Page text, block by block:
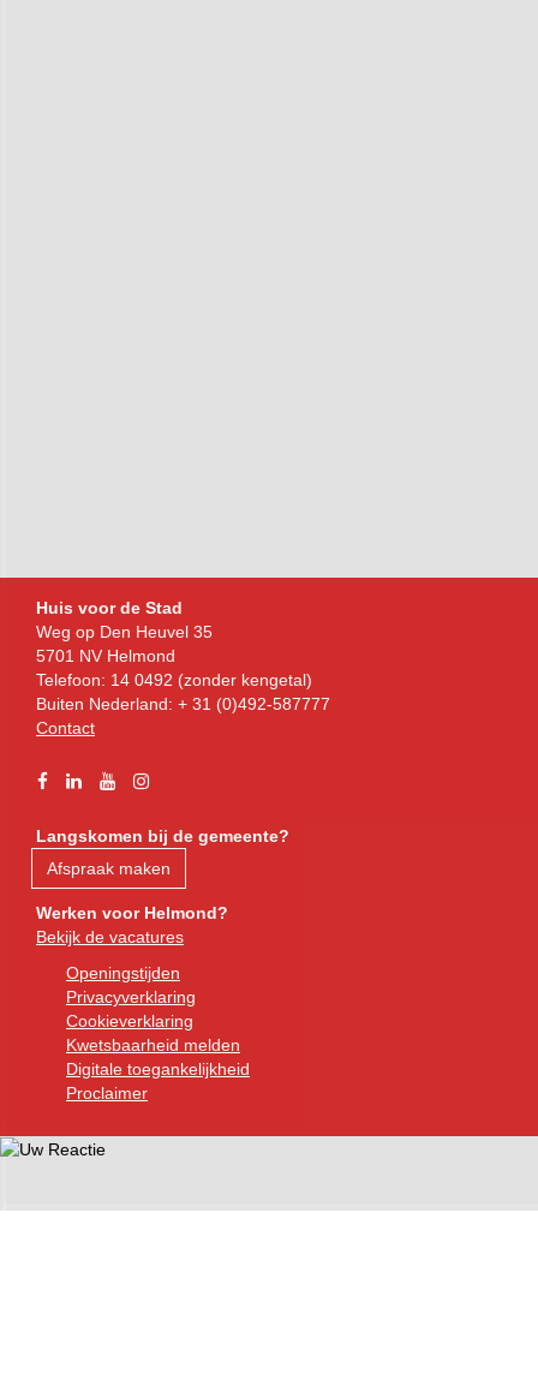
Bezoekadres
Huis voor de Stad
Weg op Den Heuvel 35
5701 NV Helmond
Telefoon: 14 0492 (zonder kengetal)
Buiten Nederland: + 31 (0)492-587777
Contact
FacebookLinkedinYouTubeInstagram
Langskomen bij de gemeente?
Afspraak maken
Werken voor Helmond?
Bekijk de vacatures
Openingstijden
Privacyverklaring
Cookieverklaring
Kwetsbaarheid melden
Digitale toegankelijkheid
Proclaimer